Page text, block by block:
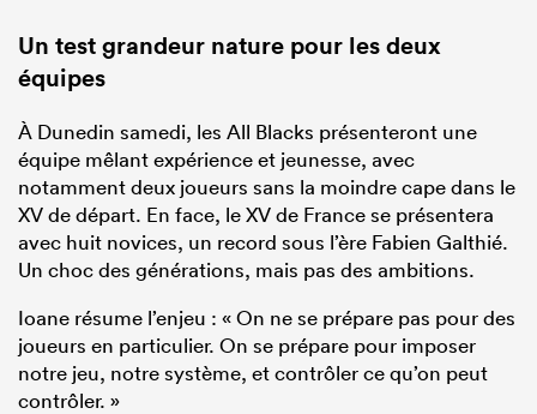
Un test grandeur nature pour les deux
équipes
À Dunedin samedi, les All Blacks présenteront une
équipe mêlant expérience et jeunesse, avec
notamment deux joueurs sans la moindre cape dans le
XV de départ. En face, le XV de France se présentera
avec huit novices, un record sous l’ère Fabien Galthié.
Un choc des générations, mais pas des ambitions.
Ioane résume l’enjeu : « On ne se prépare pas pour des
joueurs en particulier. On se prépare pour imposer
notre jeu, notre système, et contrôler ce qu’on peut
contrôler. »